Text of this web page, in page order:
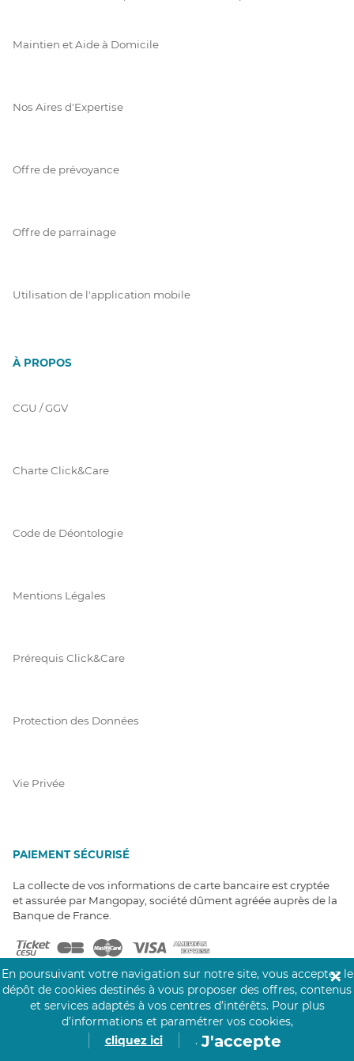
Maintien et Aide à Domicile
Nos Aires d'Expertise
Offre de prévoyance
Offre de parrainage
Utilisation de l'application mobile
À PROPOS
CGU / GGV
Charte Click&Care
Code de Déontologie
Mentions Légales
Prérequis Click&Care
Protection des Données
Vie Privée
PAIEMENT SÉCURISÉ
La collecte de vos informations de carte bancaire est cryptée
et assurée par Mangopay, société dûment agréée auprès de la
Banque de France.
NOS PARTENAIRES
En poursuivant votre navigation sur notre site, vous acceptez le
dépôt de cookies destinés à vous proposer des offres, contenus
et services adaptés à vos centres d’intérêts. Pour plus
d’informations et paramétrer vos cookies,
cliquez ici
. J'accepte
✕